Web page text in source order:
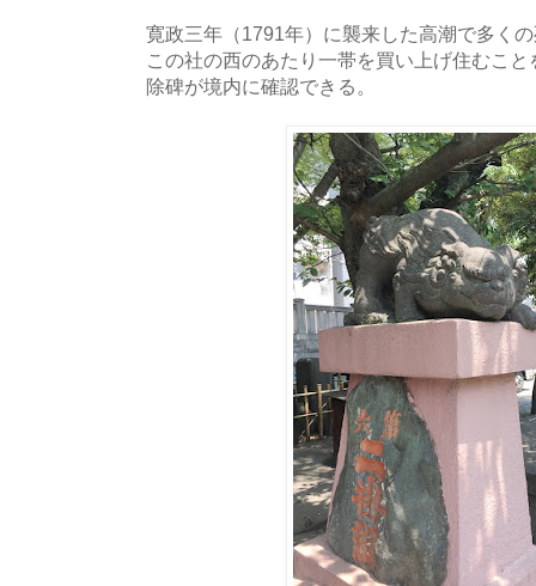
寛政三年（1791年）に襲来した高潮で多く
この社の西のあたり一帯を買い上げ住むこ
除碑が境内に確認できる。